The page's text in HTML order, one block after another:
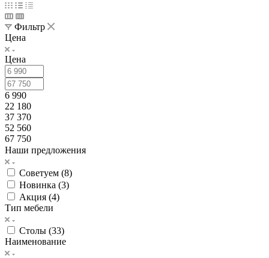
Фильтр
Цена
Цена
6 990
22 180
37 370
52 560
67 750
Наши предложения
Советуем (8)
Новинка (3)
Акция (4)
Тип мебели
Столы (33)
Наименование